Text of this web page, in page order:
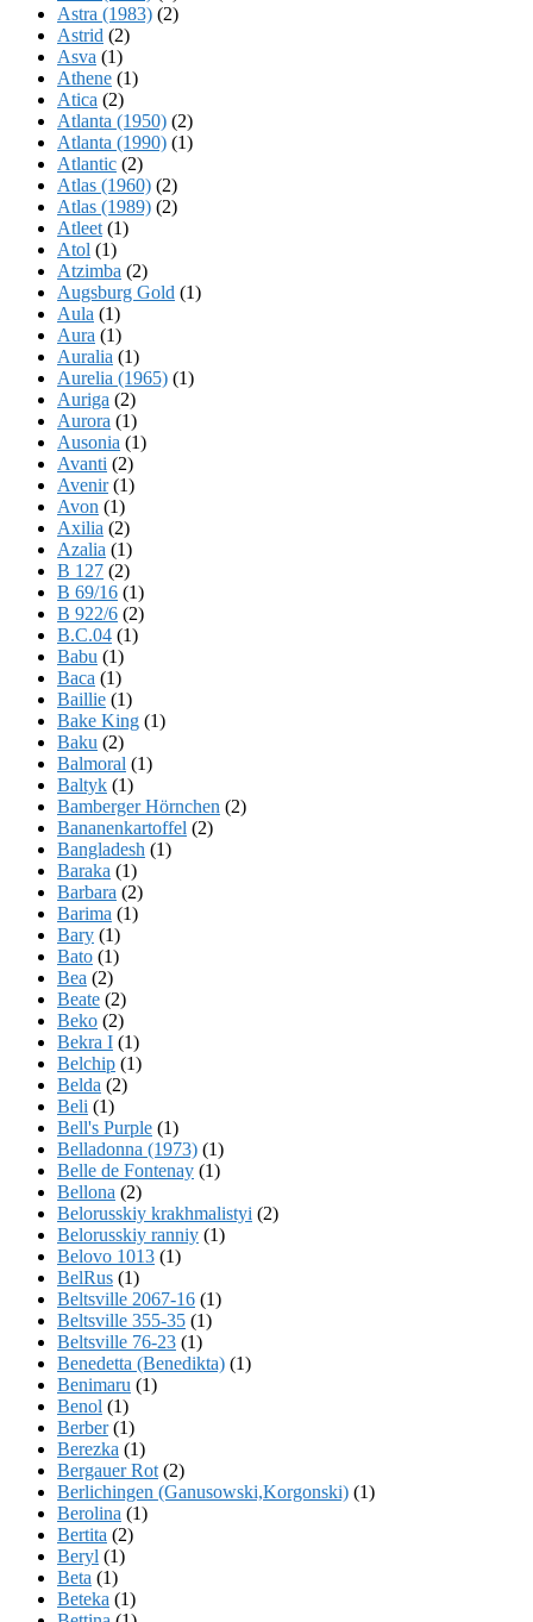
Astra (1983) (2)
Astrid (2)
Asva (1)
Athene (1)
Atica (2)
Atlanta (1950) (2)
Atlanta (1990) (1)
Atlantic (2)
Atlas (1960) (2)
Atlas (1989) (2)
Atleet (1)
Atol (1)
Atzimba (2)
Augsburg Gold (1)
Aula (1)
Aura (1)
Auralia (1)
Aurelia (1965) (1)
Auriga (2)
Aurora (1)
Ausonia (1)
Avanti (2)
Avenir(1)
Avon (1)
Axilia (2)
Azalia (1)
B 127 (2)
B 69/16 (1)
B 922/6 (2)
B.C.04 (1)
Babu (1)
Baca (1)
Baillie (1)
Bake King (1)
Baku (2)
Balmoral (1)
Baltyk (1)
Bamberger Hörnchen (2)
Bananenkartoffel (2)
Bangladesh (1)
Baraka (1)
Barbara (2)
Barima (1)
Bary (1)
Bato (1)
Bea (2)
Beate (2)
Beko (2)
Bekra I (1)
Belchip (1)
Belda (2)
Beli (1)
Bell's Purple (1)
Belladonna (1973) (1)
Belle de Fontenay (1)
Bellona (2)
Belorusskiy krakhmalistyi (2)
Belorusskiy ranniy (1)
Belovo 1013 (1)
BelRus (1)
Beltsville 2067-16 (1)
Beltsville 355-35 (1)
Beltsville 76-23 (1)
Benedetta (Benedikta) (1)
Benimaru (1)
Benol (1)
Berber(1)
Berezka (1)
Bergauer Rot (2)
Berlichingen (Ganusowski,Korgonski) (1)
Berolina (1)
Bertita (2)
Beryl (1)
Beta (1)
Beteka (1)